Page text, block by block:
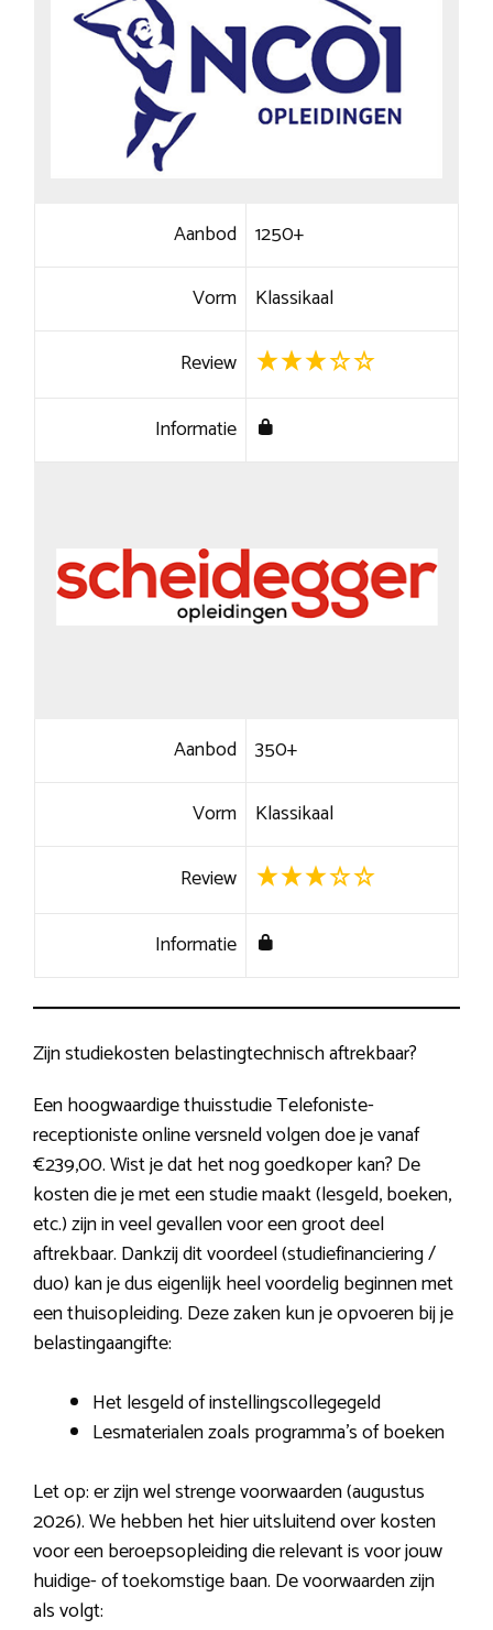
Aanbod 1250+
Vorm Klassikaal
Review
Informatie
Aanbod 350+
Vorm Klassikaal
Review
Informatie
Zijn studiekosten belastingtechnisch aftrekbaar?
Een hoogwaardige thuisstudie Telefoniste-
receptioniste online versneld volgen doe je vanaf
€239,00. Wist je dat het nog goedkoper kan? De
kosten die je met een studie maakt (lesgeld, boeken,
etc.) zijn in veel gevallen voor een groot deel
aftrekbaar. Dankzij dit voordeel (studiefinanciering /
duo) kan je dus eigenlijk heel voordelig beginnen met
een thuisopleiding. Deze zaken kun je opvoeren bij je
belastingaangifte:
Het lesgeld of instellingscollegegeld
Lesmaterialen zoals programma’s of boeken
Let op: er zijn wel strenge voorwaarden (augustus
2026). We hebben het hier uitsluitend over kosten
voor een beroepsopleiding die relevant is voor jouw
huidige- of toekomstige baan. De voorwaarden zijn
als volgt: